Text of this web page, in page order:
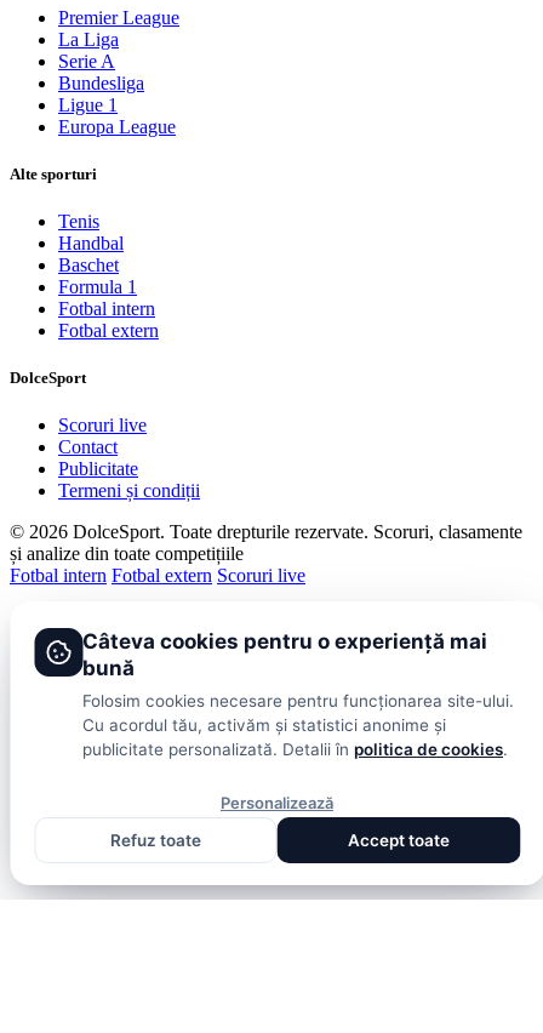
Premier League
La Liga
Serie A
Bundesliga
Ligue 1
Europa League
Alte sporturi
Tenis
Handbal
Baschet
Formula 1
Fotbal intern
Fotbal extern
DolceSport
Scoruri live
Contact
Publicitate
Termeni și condiții
© 2026 DolceSport. Toate drepturile rezervate. Scoruri, clasamente
și analize din toate competițiile
Fotbal intern Fotbal extern Scoruri live
Câteva cookies pentru o experiență mai
bună
Folosim cookies necesare pentru funcționarea site-ului.
Cu acordul tău, activăm și statistici anonime și
publicitate personalizată. Detalii în politica de cookies.
Personalizează
Refuz toate
Accept toate